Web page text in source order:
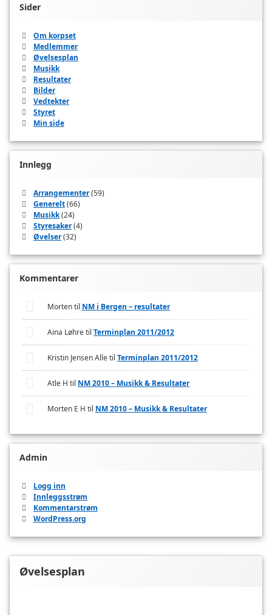
Sider
Om korpset
Medlemmer
Øvelsesplan
Musikk
Resultater
Bilder
Vedtekter
Styret
Min side
Innlegg
Arrangementer(59)
Generelt(66)
Musikk(24)
Styresaker(4)
Øvelser(32)
Kommentarer
Mortentil NM i Bergen – resultater
Aina Løhretil Terminplan 2011/2012
Kristin Jensen Alletil Terminplan 2011/2012
Atle H til NM 2010 – Musikk & Resultater
Morten E H til NM 2010 – Musikk & Resultater
Admin
Logg inn
Innleggsstrøm
Kommentarstrøm
WordPress.org
Øvelsesplan